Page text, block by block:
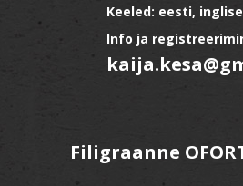
Keeled: eesti, inglise
Info ja
Filigraanne